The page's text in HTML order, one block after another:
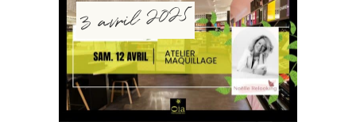
3 avril 2025